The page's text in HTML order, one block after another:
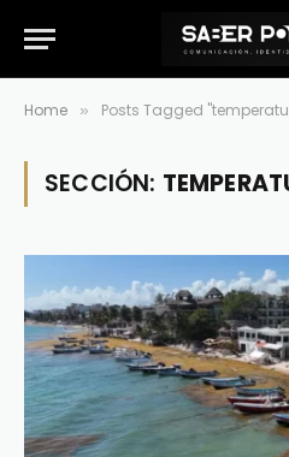
Home » Posts Tagged
SECCIÓN: